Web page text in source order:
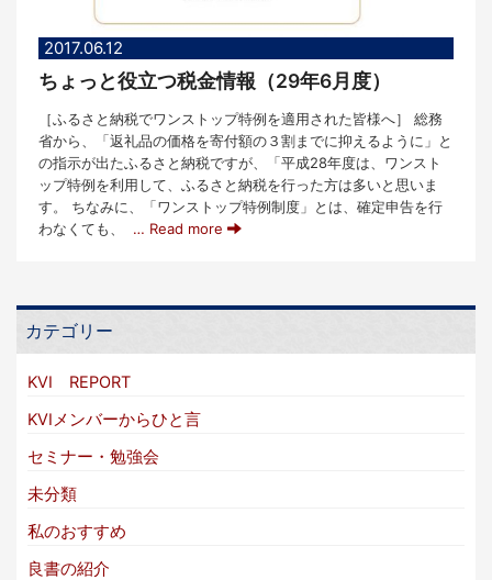
2017.06.12
ちょっと役立つ税金情報（29年6月度）
［ふるさと納税でワンストップ特例を適用された皆様へ］ 総務
省から、「返礼品の価格を寄付額の３割までに抑えるように」と
の指示が出たふるさと納税ですが、「平成28年度は、ワンスト
ップ特例を利用して、ふるさと納税を行った方は多いと思いま
す。 ちなみに、「ワンストップ特例制度」とは、確定申告を行
わなくても、 … Read more
カテゴリー
KVI REPORT
KVIメンバーからひと言
セミナー・勉強会
未分類
私のおすすめ
良書の紹介